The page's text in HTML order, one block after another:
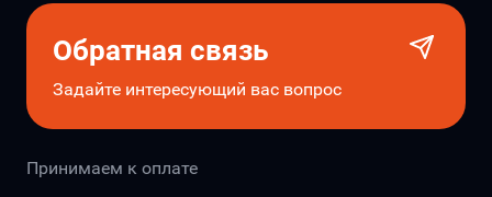
Обратная связь
Задайте интересующий вас вопрос
Принимаем к оплате